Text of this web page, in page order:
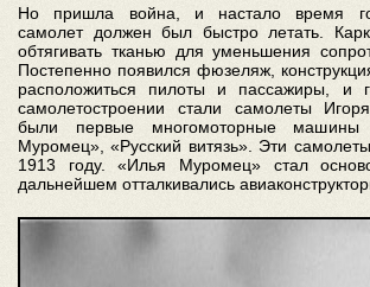
Но пришла война, и настало время
самолет должен был быстро летать.
обтягивать тканью для уменьшения
Постепенно появился фюзеляж,
расположиться пилоты и пассажиры, и
самолетостроении стали самолеты
были первые многомоторные
Муромец», «Русский витязь». Эти
1913 году. «Илья Муромец» стал
дальнейшем отталкивались